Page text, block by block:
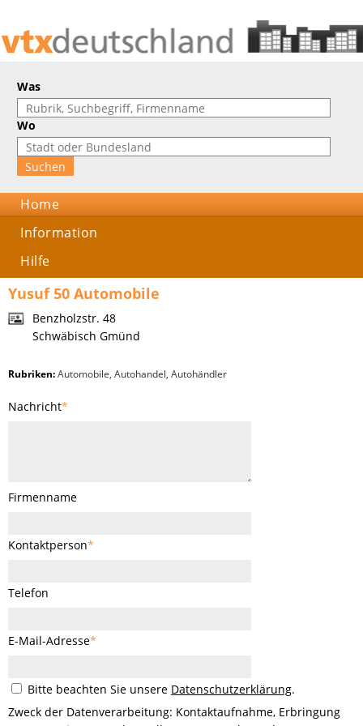
Was
Wo
Home
Information
Hilfe
Yusuf 50 Automobile
Benzholzstr. 48
Schwäbisch Gmünd
Rubriken:Automobile, Autohandel, Autohändler
Nachricht*
Firmenname
Kontaktperson*
Telefon
E-Mail-Adresse*
Bitte beachten Sie unsere Datenschutzerklärung.
Zweck der Datenverarbeitung: Kontaktaufnahme, Erbringung